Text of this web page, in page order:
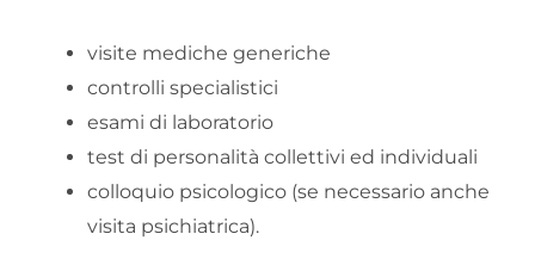
visite mediche generiche
controlli specialistici
esami di laboratorio
test di personalità collettivi ed individuali
colloquio psicologico (se necessario anche
visita psichiatrica).